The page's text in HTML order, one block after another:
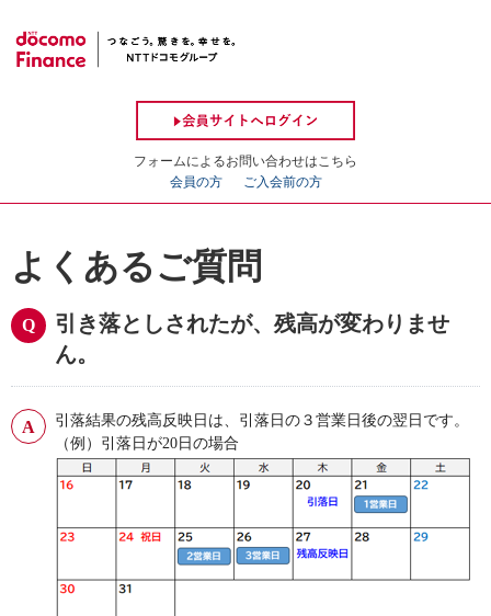
フォームによるお問い合わせはこちら
会員の方
ご入会前の方
よくあるご質問
引き落としされたが、残高が変わりませ
ん。
引落結果の残高反映日は、引落日の３営業日後の翌日です。
（例）引落日が20日の場合